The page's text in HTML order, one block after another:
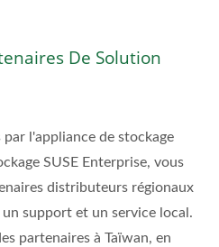
De Solution
l'appliance de stockage
SUSE Enterprise, vous
distributeurs régionaux
support et un service local.
partenaires à Taïwan, en